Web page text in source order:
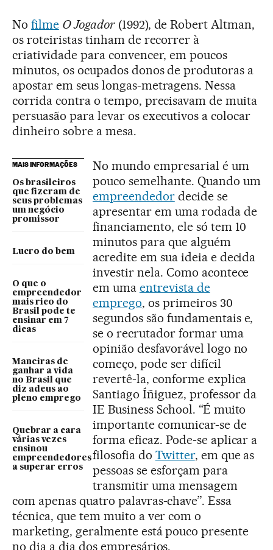
No filme O Jogador(1992), de Robert Altman,
os roteiristas tinham de recorrer à
criatividade para convencer, em poucos
minutos, os ocupados donos de produtoras a
apostar em seus longas-metragens. Nessa
corrida contra o tempo, precisavam de muita
persuasão para levar os executivos a colocar
dinheiro sobre a mesa.
MAIS INFORMAÇÕES
Os brasileiros
que fizeram de
seus problemas
um negócio
promissor
Lucro do bem
O que o
empreendedor
mais rico do
Brasil pode te
ensinar em 7
dicas
Maneiras de
ganhar a vida
no Brasil que
diz adeus ao
pleno emprego
Quebrar a cara
várias vezes
ensinou
empreendedores
a superar erros
No mundo empresarial é um
pouco semelhante. Quando um
empreendedordecide se
apresentar em uma rodada de
financiamento, ele só tem 10
minutos para que alguém
acredite em sua ideia e decida
investir nela. Como acontece
em uma entrevista de
emprego, os primeiros 30
segundos são fundamentais e,
se o recrutador formar uma
opinião desfavorável logo no
começo, pode ser difícil
revertê-la, conforme explica
Santiago Íñiguez, professor da
IE Business School. “É muito
importante comunicar-se de
forma eficaz. Pode-se aplicar a
filosofia do Twitter, em que as
pessoas se esforçam para
transmitir uma mensagem
com apenas quatro palavras-chave”. Essa
técnica, que tem muito a ver com o
marketing, geralmente está pouco presente
no dia a dia dos empresários.